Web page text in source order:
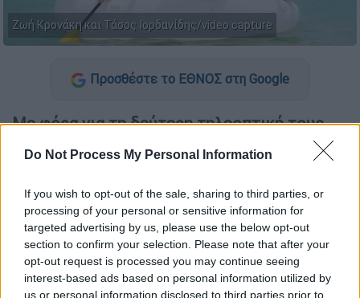
Do Not Process My Personal Information
If you wish to opt-out of the sale, sharing to third parties, or
processing of your personal or sensitive information for
targeted advertising by us, please use the below opt-out
section to confirm your selection. Please note that after your
opt-out request is processed you may continue seeing
interest-based ads based on personal information utilized by
us or personal information disclosed to third parties prior to
Ζωή Κρονάκη και Τάσος Ιορδανίδης/video capture
Προσθέστε το ΕΘΝΟΣ στη Google
Με φόρα για τη δεύτερη τηλεοπτική τους
Ζωή Κρονάκη
και οΤάσος Ιορδανίδης, που επιστρέφουν
στο γνώριμο τους ραντεβού με τους
τηλεθεατές τηςΕΡΤκάθε Σαββατοκύριακο
μέσα από την εκπομπή «Καλημέρα είπαμε;».
ΔΙΑΒΑΣΤΕ ΕΠΙΣΗΣ